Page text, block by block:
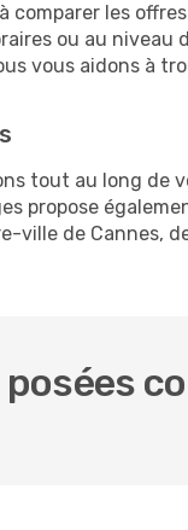
comparer les
ou au
vous aidons à
tout au long
propose
ville de Cannes,